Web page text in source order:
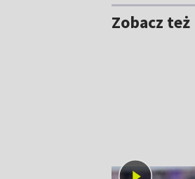
Zobacz też